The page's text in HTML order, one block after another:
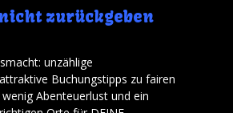
zurückgeben
unzählige
Buchungstipps zu fairen
Abenteuerlust und ein